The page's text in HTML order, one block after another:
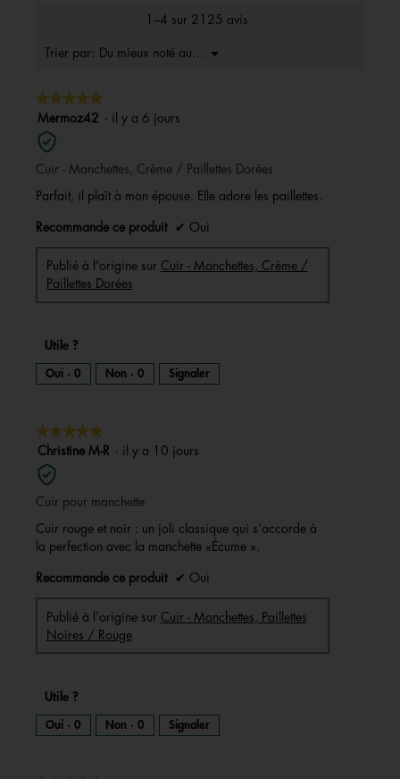
1–4 sur 2125 avis
Trier par: Du mieux noté au moins bons
▼
Menu
★★★★★
★★★★★
5
sur
5
étoiles.
Mermoz42 · il y a 6 jours
Cuir - Manchettes, Crème / Paillettes Dorées
Parfait, il plaît à mon épouse. Elle adore les paillettes.
Recommande ce produit ✔ Oui
Publié à l'origine sur Cuir - Manchettes, Crème /
Paillettes Dorées
Utile ?
Oui · 0 Non · 0 Signaler
★★★★★
★★★★★
5
sur
5
étoiles.
Christine M-R · il y a 10 jours
Cuir pour manchette
Cuir rouge et noir : un joli classique qui s’accorde à
la perfection avec la manchette «Écume ».
Recommande ce produit ✔ Oui
Publié à l'origine sur Cuir - Manchettes, Paillettes
Noires / Rouge
Utile ?
Oui · 0 Non · 0 Signaler